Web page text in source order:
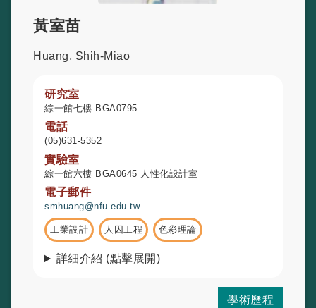
黃室苗
Huang, Shih-Miao
研究室
綜一館七樓 BGA0795
電話
(05)631-5352
實驗室
綜一館六樓 BGA0645 人性化設計室
電子郵件
smhuang@nfu.edu.tw
工業設計 人因工程 色彩理論
詳細介紹 (點擊展開)
學術歷程